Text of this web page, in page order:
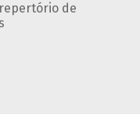
de